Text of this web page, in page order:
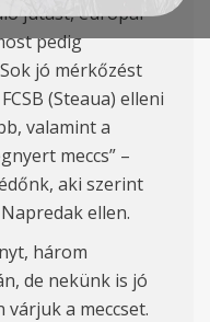
jutást, európai
pedig
jó mérkőzést
(Steaua) elleni
valamint a
meccs” –
aki szerint
ellen.
három
de nekünk is jó
a meccset.